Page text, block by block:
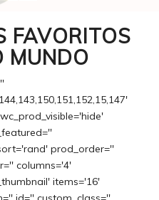
FAVORITOS
MUNDO
prod_order=''
columns='4'
items='16'